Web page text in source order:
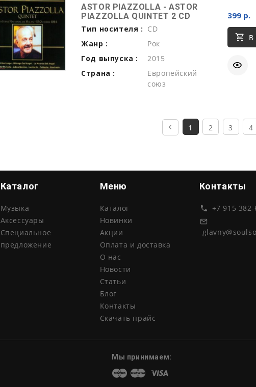
ASTOR PIAZZOLLA - ASTOR
PIAZZOLLA QUINTET 2 CD
Тип носителя : CD
Жанр :
Рок
Год выпуска :
2015
Страна :
Европейский
союз
399 р.
В
1 2 3 4
Каталог
Музыка
Аксессуары
Специальное
предложение
Меню
Каталог
Новинки
Акции
Оплата и доставка
О нас
Новости
Статьи
Блог
Контакты
Скачать прайс
Контакты
+7 915 382-
Мы принимаем:
MaestroMaster